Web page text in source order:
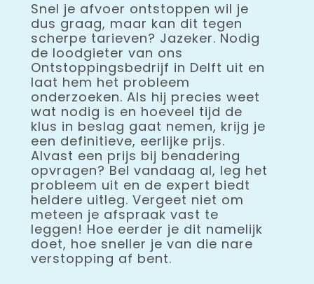
Snel je afvoer ontstoppen wil je
dus graag, maar kan dit tegen
scherpe tarieven? Jazeker. Nodig
de loodgieter van ons
Ontstoppingsbedrijf in Delft uit en
laat hem het probleem
onderzoeken. Als hij precies weet
wat nodig is en hoeveel tijd de
klus in beslag gaat nemen, krijg je
een definitieve, eerlijke prijs.
Alvast een prijs bij benadering
opvragen? Bel vandaag al, leg het
probleem uit en de expert biedt
heldere uitleg. Vergeet niet om
meteen je afspraak vast te
leggen! Hoe eerder je dit namelijk
doet, hoe sneller je van die nare
verstopping af bent.